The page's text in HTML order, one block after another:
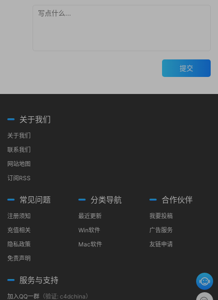
提交
关于我们
关于我们
联系我们
网站地图
订阅RSS
常见问题
注册须知
充值相关
隐私政策
免责声明
分类导航
最近更新
Win软件
Mac软件
合作伙伴
我要投稿
广告服务
友链申请
服务与支持
加入QQ一群 （验证: c4dchina）